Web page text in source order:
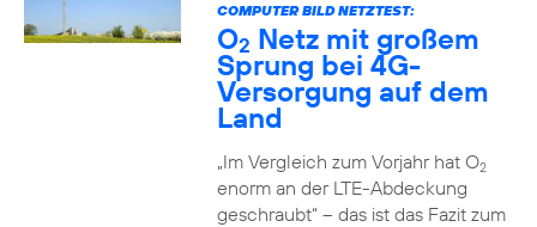
COMPUTER BILD NETZTEST:
O2 Netz mit großem
Sprung bei 4G-
Versorgung auf dem
Land
„Im Vergleich zum Vorjahr hat O2
enorm an der LTE-Abdeckung
geschraubt“ – das ist das Fazit zum